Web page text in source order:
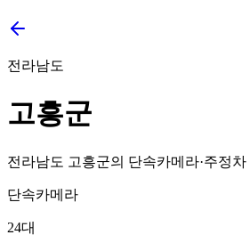
전라남도
고흥군
전라남도 고흥군의 단속카메라·주정
단속카메라
24대